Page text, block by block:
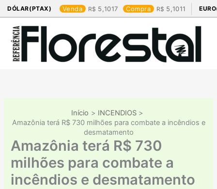
DÓLAR(PTAX) Venda 5,1017 Compra 5,1011
para
conteúdo
Início
INCENDIOS
Amazônia terá R$ 730 milhões para combate a incêndios e
desmatamento
Amazônia terá R$ 730
milhões para combate a
incêndios e desmatamento